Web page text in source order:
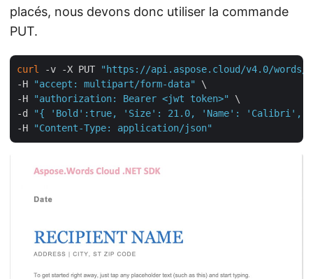
placés, nous devons donc utiliser la commande
PUT.
curl -v -X PUT
"https://api.aspose.cloud/v4.0/words/
-H
"accept: multipart/form-data"
\
-H
"authorization: Bearer <jwt token>"
\
-d
"{ 'Bold':true, 'Size': 21.0, 'Name': 'Calibri',
-H
"Content-Type: application/json"